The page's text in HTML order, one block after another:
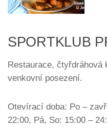
SPORTKLUB
Restaurace,
venkovní posezení.
Otevírací doba: Po –
22:00, Pá, So: 15:00 –